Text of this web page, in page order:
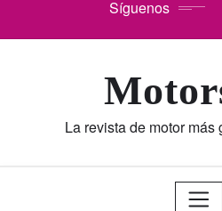
Síguenos
La revista de motor